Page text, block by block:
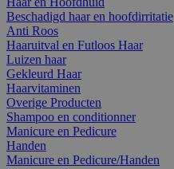
Beschadigd haar en hoofdirritatie
Anti Roos
Haaruitval en Futloos Haar
Luizen haar
Gekleurd Haar
Haarvitaminen
Overige Producten
Shampoo en conditionner
Manicure en Pedicure
Handen
Manicure en Pedicure/Handen